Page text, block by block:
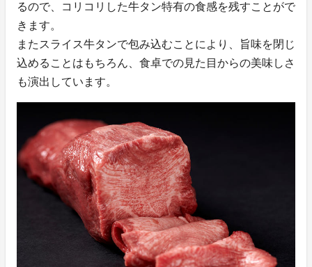
るので、コリコリした牛タン特有の食感を残すことがで
きます。
またスライス牛タンで包み込むことにより、旨味を閉じ
込めることはもちろん、食卓での見た目からの美味しさ
も演出しています。